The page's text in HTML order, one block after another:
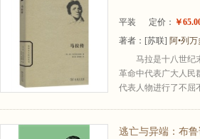
平装 定价： ￥
著者： [苏联] 阿•列
马拉是十八世纪
革命中代表广大人民
代表人物进行了不屈
逃亡与异端：布